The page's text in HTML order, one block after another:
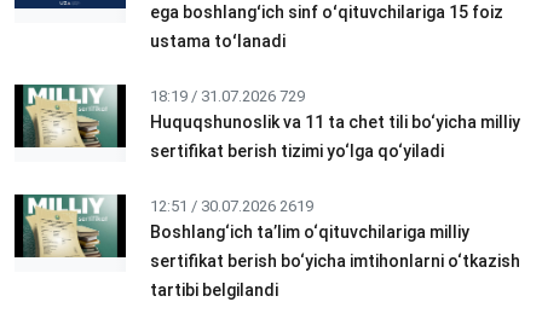
ega boshlangʻich sinf oʻqituvchilariga 15 foiz
ustama toʻlanadi
18:19 / 31.07.2026 729
Huquqshunoslik va 11 ta chet tili bo‘yicha milliy
sertifikat berish tizimi yo‘lga qo‘yiladi
12:51 / 30.07.2026 2619
Boshlang‘ich ta’lim o‘qituvchilariga milliy
sertifikat berish bo‘yicha imtihonlarni o‘tkazish
tartibi belgilandi